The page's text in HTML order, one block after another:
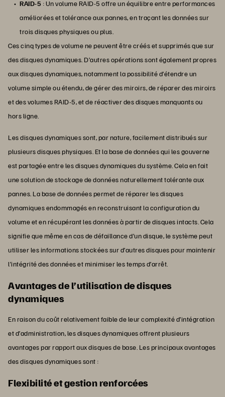
RAID-5 : Un volume RAID-5 offre un équilibre entre performances
améliorées et tolérance aux pannes, en traçant les données sur
trois disques physiques ou plus.
Ces cinq types de volume ne peuvent être créés et supprimés que sur
des disques dynamiques. D’autres opérations sont également propres
aux disques dynamiques, notamment la possibilité d’étendre un
volume simple ou étendu, de gérer des miroirs, de réparer des miroirs
et des volumes RAID-5, et de réactiver des disques manquants ou
hors ligne.
Les disques dynamiques sont, par nature, facilement distribués sur
plusieurs disques physiques. Et la base de données qui les gouverne
est partagée entre les disques dynamiques du système. Cela en fait
une solution de stockage de données naturellement tolérante aux
pannes. La base de données permet de réparer les disques
dynamiques endommagés en reconstruisant la configuration du
volume et en récupérant les données à partir de disques intacts. Cela
signifie que même en cas de défaillance d’un disque, le système peut
utiliser les informations stockées sur d’autres disques pour maintenir
l’intégrité des données et minimiser les temps d’arrêt.
Avantages de l’utilisation de disques
dynamiques
En raison du coût relativement faible de leur complexité d’intégration
et d’administration, les disques dynamiques offrent plusieurs
avantages par rapport aux disques de base. Les principaux avantages
des disques dynamiques sont :
Flexibilité et gestion renforcées